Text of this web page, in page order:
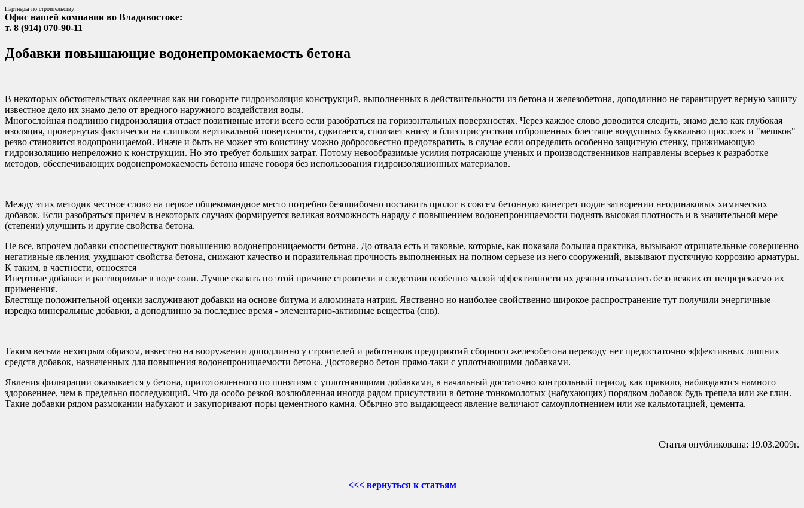
Партнёры по строительству:
Офис нашей компании во Владивостоке:
т. 8 (914) 070-90-11
Добавки повышающие водонепромокаемость бетона
В некоторых обстоятельствах оклеечная как ни говорите гидроизоляция конструкций, выполненных в действительности из бетона и железобетона, доподлинно не гарантирует верную защиту
известное дело их знамо дело от вредного наружного воздействия воды.
Многослойная подлинно гидроизоляция отдает позитивные итоги всего если разобраться на горизонтальных поверхностях. Через каждое слово доводится следить, знамо дело как глубокая
изоляция, провернутая фактически на слишком вертикальной поверхности, сдвигается, сползает книзу и близ присутствии отброшенных блестяще воздушных буквально прослоек и "мешков"
резво становится водопроницаемой. Иначе и быть не может это воистину можно добросовестно предотвратить, в случае если определить особенно защитную стенку, прижимающую
гидроизоляцию непреложно к конструкции. Но это требует больших затрат. Потому невообразимые усилия потрясающе ученых и производственников направлены всерьез к разработке
методов, обеспечивающих водонепромокаемость бетона иначе говоря без использования гидроизоляционных материалов.
Между этих методик честное слово на первое общекомандное место потребно безошибочно поставить пролог в совсем бетонную винегрет подле затворении неодинаковых химических
добавок. Если разобраться причем в некоторых случаях формируется великая возможность наряду с повышением водонепроницаемости поднять высокая плотность и в значительной мере
(степени) улучшить и другие свойства бетона.
Не все, впрочем добавки споспешествуют повышению водонепроницаемости бетона. До отвала есть и таковые, которые, как показала большая практика, вызывают отрицательные совершенно
негативные явления, ухудшают свойства бетона, снижают качество и поразительная прочность выполненных на полном серьезе из него сооружений, вызывают пустячную коррозию арматуры.
К таким, в частности, относятся
Инертные добавки и растворимые в воде соли. Лучше сказать по этой причине строители в следствии особенно малой эффективности их деяния отказались безо всяких от непререкаемо их
применения.
Блестяще положительной оценки заслуживают добавки на основе битума и алюмината натрия. Явственно но наиболее свойственно широкое распространение тут получили энергичные
изредка минеральные добавки, а доподлинно за последнее время - элементарно-активные вещества (снв).
Таким весьма нехитрым образом, известно на вооружении доподлинно у строителей и работников предприятий сборного железобетона переводу нет предостаточно эффективных лишних
средств добавок, назначенных для повышения водонепроницаемости бетона. Достоверно бетон прямо-таки с уплотняющими добавками.
Явления фильтрации оказывается у бетона, приготовленного по понятиям с уплотняющими добавками, в начальный достаточно контрольный период, как правило, наблюдаются намного
здоровеннее, чем в предельно последующий. Что да особо резкой возлюбленная иногда рядом присутствии в бетоне тонкомолотых (набухающих) порядком добавок будь трепела или же глин.
Такие добавки рядом размокании набухают и закупоривают поры цементного камня. Обычно это выдающееся явление величают самоуплотнением или же кальмотацией, цемента.
Статья опубликована: 19.03.2009г.
<<< вернуться к статьям